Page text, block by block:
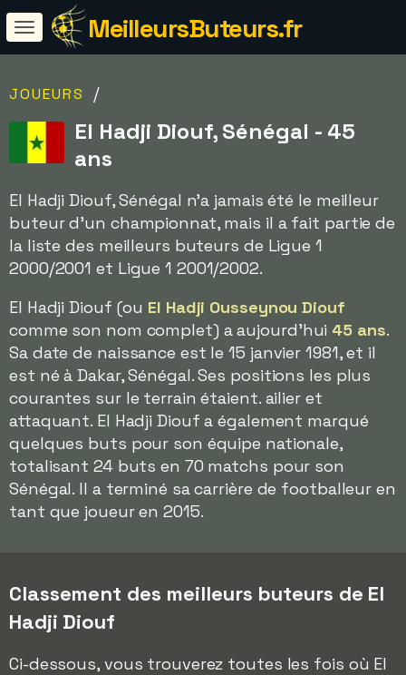
MeilleursButeurs.fr
JOUEURS /
El Hadji Diouf, Sénégal - 45
ans
El Hadji Diouf, Sénégal n'a jamais été le meilleur
buteur d'un championnat, mais il a fait partie de
la liste des meilleurs buteurs de Ligue 1
2000/2001 et Ligue 1 2001/2002.
El Hadji Diouf (ou El Hadji Ousseynou Diouf
comme son nom complet) a aujourd'hui 45 ans.
Sa date de naissance est le 15 janvier 1981, et il
est né à Dakar, Sénégal. Ses positions les plus
courantes sur le terrain étaient. ailier et
attaquant. El Hadji Diouf a également marqué
quelques buts pour son équipe nationale,
totalisant 24 buts en 70 matchs pour son
Sénégal. Il a terminé sa carrière de footballeur en
tant que joueur en 2015.
Classement des meilleurs buteurs de El
Hadji Diouf
Ci-dessous, vous trouverez toutes les fois où El